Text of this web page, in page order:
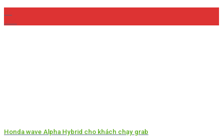
Honda wave Alpha Hybrid cho khách chạy grab